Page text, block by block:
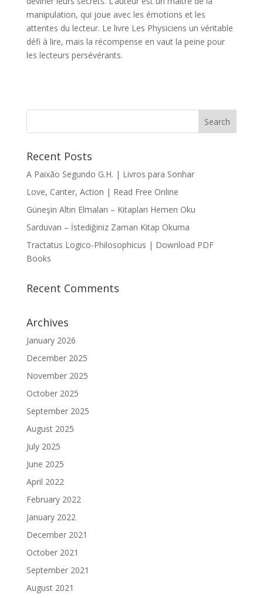
manipulation, qui joue avec les émotions et les
attentes du lecteur. Le livre Les Physiciens un véritable
défi à lire, mais la récompense en vaut la peine pour
les lecteurs persévérants.
Recent Posts
A Paixão Segundo G.H. | Livros para Sonhar
Love, Canter, Action | Read Free Online
Güneşin Altın Elmaları – Kitapları Hemen Oku
Sarduvan – İstediğiniz Zaman Kitap Okuma
Tractatus Logico-Philosophicus | Download PDF
Books
Recent Comments
Archives
January 2026
December 2025
November 2025
October 2025
September 2025
August 2025
July 2025
June 2025
April 2022
February 2022
January 2022
December 2021
October 2021
September 2021
August 2021